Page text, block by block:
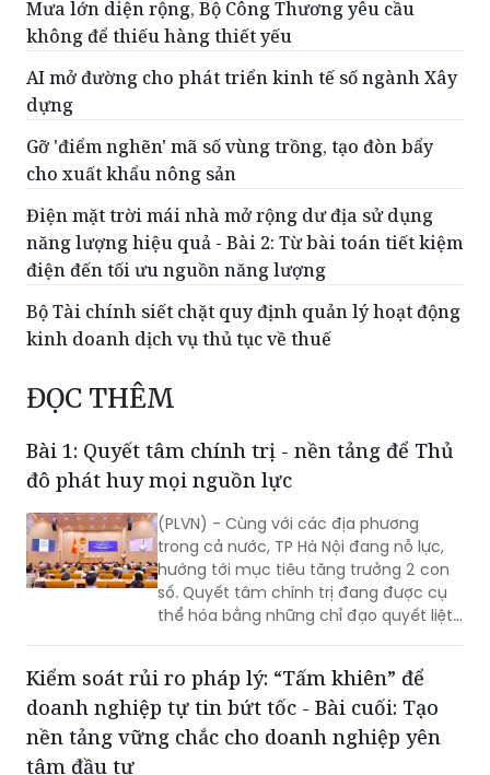
AI mở đường cho phát triển kinh tế số ngành Xây
dựng
Gỡ 'điểm nghẽn' mã số vùng trồng, tạo đòn bẩy
cho xuất khẩu nông sản
Điện mặt trời mái nhà mở rộng dư địa sử dụng
năng lượng hiệu quả - Bài 2: Từ bài toán tiết kiệm
điện đến tối ưu nguồn năng lượng
Bộ Tài chính siết chặt quy định quản lý hoạt động
kinh doanh dịch vụ thủ tục về thuế
ĐỌC THÊM
Bài 1: Quyết tâm chính trị - nền tảng để Thủ
(PLVN) - Cùng với các địa phương
trong cả nước, TP Hà Nội đang nỗ lực,
hướng tới mục tiêu tăng trưởng 2 con
số. Quyết tâm chính trị đang được cụ
thể hóa bằng những chỉ đạo quyết liệt,
hành động đồng bộ và tinh thần dám
nghĩ, dám làm. Đây chính là những
động lực quan trọng để TP khơi dậy
tảng để Thủ đô phát huy mọi nguồn
lực, tạo đà bứt phá trong giai đoạn
phát triển mới…
Kiểm soát rủi ro pháp lý: “Tấm khiên” để
nền tảng vững chắc cho doanh nghiệp yên
tâm đầu tư
Nếu việc chủ động xây dựng hệ thống